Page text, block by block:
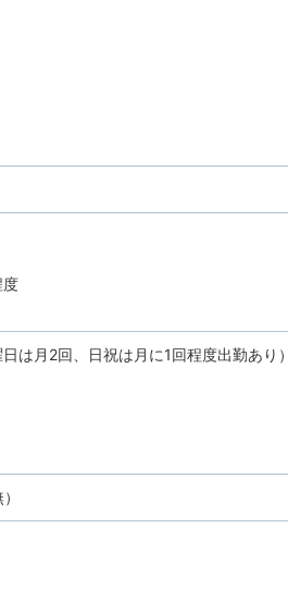
度
は月2回、日祝は月に1回程度出勤あり